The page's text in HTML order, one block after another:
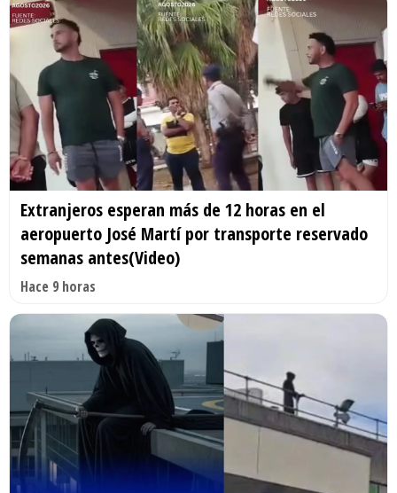
Extranjeros esperan más de 12 horas en el
aeropuerto José Martí por transporte reservado
semanas antes(Video)
Hace 9 horas